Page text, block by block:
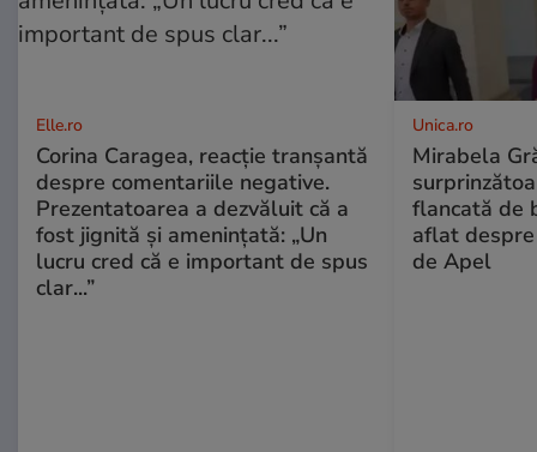
Elle.ro
Corina Caragea, reacție tranșantă
despre comentariile negative.
Prezentatoarea a dezvăluit că a
fost jignită și amenințată: „Un
lucru cred că e important de spus
clar...”
Unica.ro
Mirabela
flancată de
aflat
de Apel